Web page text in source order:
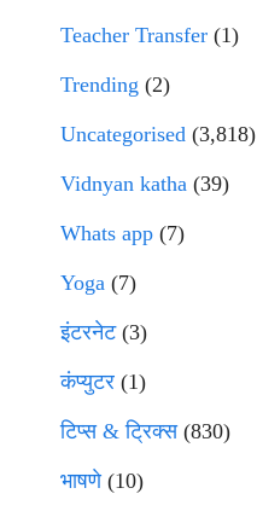
Teacher Transfer (1)
Trending (2)
Uncategorised (3,818)
Vidnyan katha (39)
Whats app (7)
Yoga (7)
इंटरनेट(3)
कंप्युटर (1)
टिप्स & ट्रिक्स(830)
भाषणे(10)